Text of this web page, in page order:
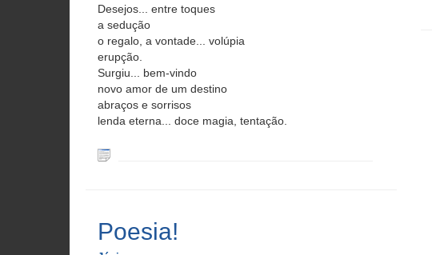
Desejos... entre toques
a sedução
o regalo, a vontade... volúpia
erupção.
Surgiu... bem-vindo
novo amor de um destino
abraços e sorrisos
lenda eterna... doce magia, tentação.
Poesia!